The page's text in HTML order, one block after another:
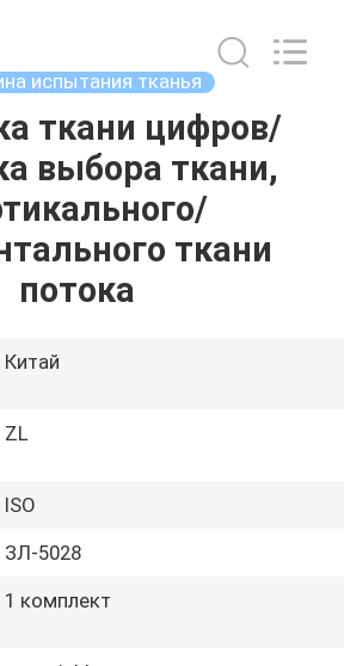
испытания тканья
ткани цифров/
выбора ткани,
ткани
потока
Китай
ZL
ISO
ЗЛ-5028
1 комплект